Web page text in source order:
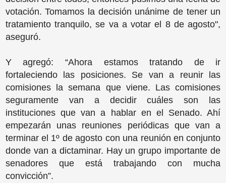
votación. Tomamos la decisión unánime de tener un
tratamiento tranquilo, se va a votar el 8 de agosto",
aseguró.
Y agregó: “Ahora estamos tratando de ir
fortaleciendo las posiciones. Se van a reunir las
comisiones la semana que viene. Las comisiones
seguramente van a decidir cuáles son las
instituciones que van a hablar en el Senado. Ahí
empezarán unas reuniones periódicas que van a
terminar el 1º de agosto con una reunión en conjunto
donde van a dictaminar. Hay un grupo importante de
senadores que está trabajando con mucha
convicción”.